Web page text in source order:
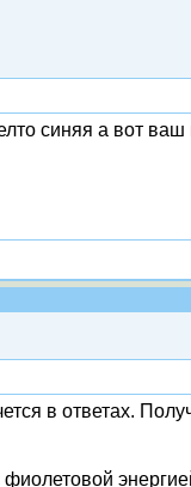
синяя а вот ваш
в ответах.
фиолетовой